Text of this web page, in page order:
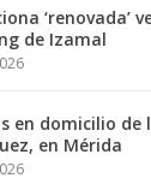
‘renovada’
de Izamal
en domicilio de
en Mérida